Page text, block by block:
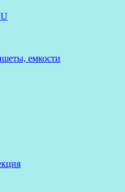
емкости